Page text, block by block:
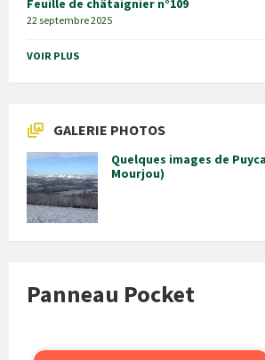
Feuille de châtaignier n°109
22 septembre 2025
VOIR PLUS
GALERIE PHOTOS
Quelques images de
Mourjou)
Panneau Pocket